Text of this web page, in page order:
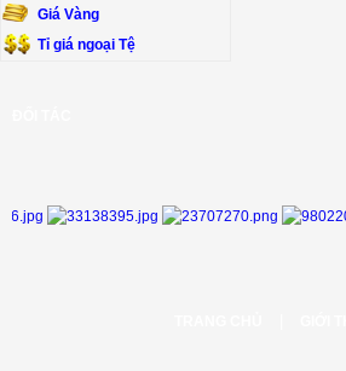
Giá Vàng
Tỉ giá ngoại Tệ